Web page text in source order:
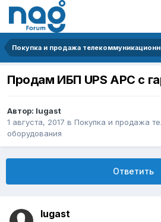
Продам ИБП UPS APC c
Автор: lugast
1 августа, 2017 в Покупка и продажа
оборудования
Ответить
lugast